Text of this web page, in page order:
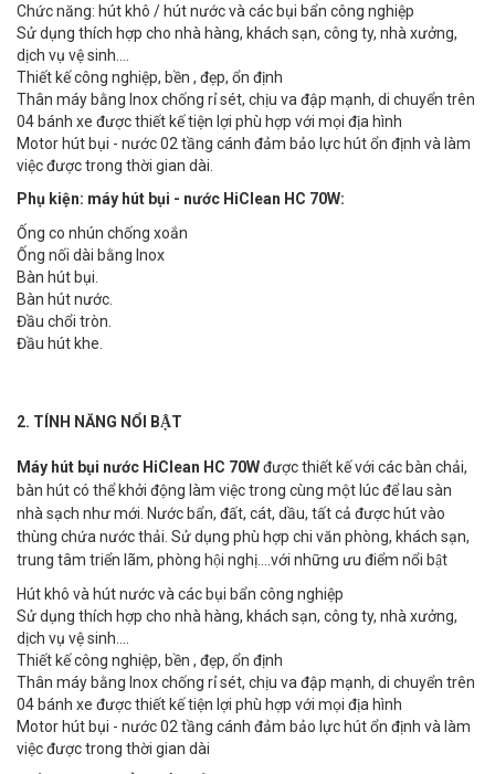
Chức năng: hút khô / hút nước và các bụi bẩn công nghiệp
Sử dụng thích hợp cho nhà hàng, khách sạn, công ty, nhà xưởng,
dịch vụ vệ sinh....
Thiết kế công nghiệp, bền , đẹp, ổn định
Thân máy bằng Inox chống rỉ sét, chịu va đập mạnh, di chuyển trên
04 bánh xe được thiết kế tiện lợi phù hợp với mọi địa hình
Motor hút bụi - nước 02 tầng cánh đảm bảo lực hút ổn định và làm
việc được trong thời gian dài.
Phụ kiện: máy hút bụi - nước HiClean HC 70W:
Ống co nhún chống xoắn
Ống nối dài bằng Inox
Bàn hút bụi.
Bàn hút nước.
Đầu chổi tròn.
Đầu hút khe.
2. TÍNH NĂNG NỔI BẬT
Máy hút bụi nước HiClean HC 70Wđược thiết kế với các bàn chải,
bàn hút có thể khởi động làm việc trong cùng một lúc để lau sàn
nhà sạch như mới. Nước bẩn, đất, cát, dầu, tất cả được hút vào
thùng chứa nước thải. Sử dụng phù hợp chi văn phòng, khách sạn,
trung tâm triển lãm, phòng hội nghị….với những ưu điểm nổi bật
Hút khô và hút nước và các bụi bẩn công nghiệp
Sử dụng thích hợp cho nhà hàng, khách sạn, công ty, nhà xưởng,
dịch vụ vệ sinh....
Thiết kế công nghiệp, bền , đẹp, ổn định
Thân máy bằng Inox chống rỉ sét, chịu va đập mạnh, di chuyển trên
04 bánh xe được thiết kế tiện lợi phù hợp với mọi địa hình
Motor hút bụi - nước 02 tầng cánh đảm bảo lực hút ổn định và làm
việc được trong thời gian dài